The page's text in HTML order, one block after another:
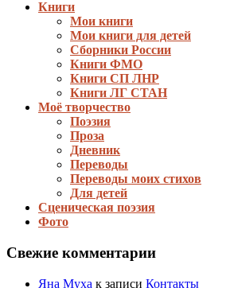
Книги
Мои книги
Мои книги для детей
Сборники России
Книги ФМО
Книги СП ЛНР
Книги ЛГ СТАН
Моё творчество
Поэзия
Проза
Дневник
Переводы
Переводы моих стихов
Для детей
Сценическая поэзия
Фото
Свежие комментарии
Яна Муха к записи Контакты